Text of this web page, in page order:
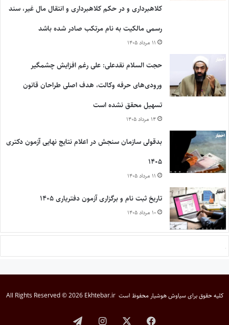
کلاهبرداری و در حکم کلاهبرداری و انتقال مال غیر، سند
رسمی مالکیت به نام مرتکب صادر شده باشد
۱۱ مرداد ۱۴۰۵
حجت السلام نقدعلی: علی رغم افزایش چشمگیر
ورودی‌های حرفه وکالت، هدف اصلی طراحان قانون
تسهیل محقق نشده است
۱۴ مرداد ۱۴۰۵
بدقولی سازمان سنجش در اعلام نتایج نهایی آزمون دکتری
۱۴۰۵
۱۱ مرداد ۱۴۰۵
تاریخ ثبت نام و برگزاری آزمون دفتریاری ۱۴۰۵
۱۰ مرداد ۱۴۰۵
کلیه حقوق برایسیاوش هوشیار محفوظ است All Rights Reserved © 2026 Ekhtebar.ir